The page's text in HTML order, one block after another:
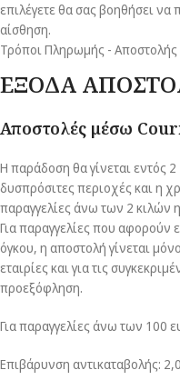
επιλέγετε θα σας βοηθήσει να
αίσθηση.
Τρόποι Πληρωμής - Αποστολής
ΕΞΟΔΑ
Αποστολές μέσω
Η παράδοση θα γίνεται εντός
δυσπρόσιτες περιοχές και η
παραγγελίες άνω των 2 κιλών
Για παραγγελίες που αφορούν
όγκου, η αποστολή γίνεται
εταιρίες και για τις
προεξόφληση.
Για παραγγελίες άνω των 100
Επιβάρυνση αντικαταβολής: